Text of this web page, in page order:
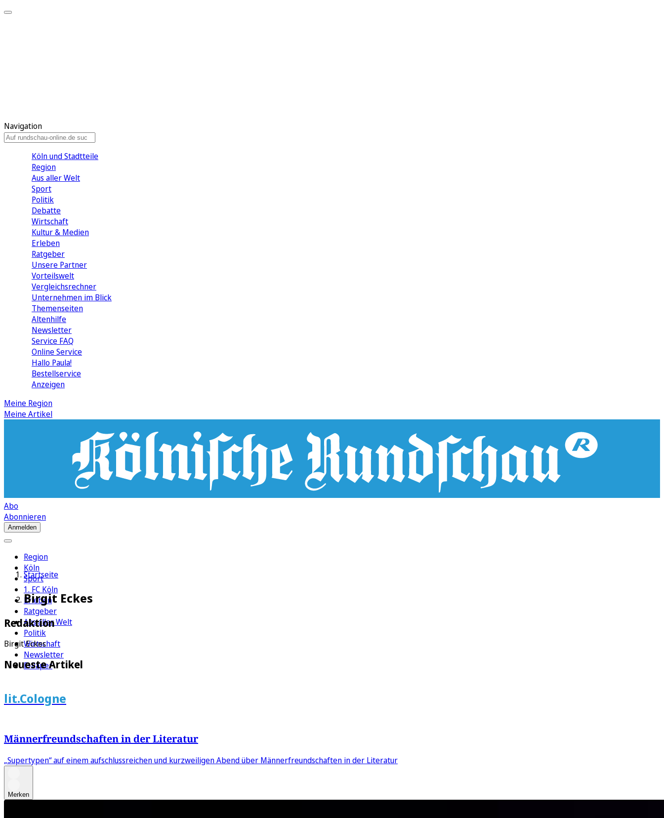
Navigation
Köln und Stadtteile
Region
Aus aller Welt
Sport
Politik
Debatte
Wirtschaft
Kultur & Medien
Erleben
Ratgeber
Unsere Partner
Vorteilswelt
Vergleichsrechner
Unternehmen im Blick
Themenseiten
Altenhilfe
Newsletter
Service FAQ
Online Service
Hallo Paula!
Bestellservice
Anzeigen
Meine Region
Meine Artikel
Abo
Abonnieren
Anmelden
Region
Köln
Sport
1. FC Köln
Erleben
Ratgeber
Aus aller Welt
Politik
Wirtschaft
Newsletter
E-Paper
Startseite
Birgit Eckes
Redaktion
Birgit Eckes
Neueste Artikel
lit.Cologne
Männerfreundschaften in der Literatur
„Supertypen“ auf einem aufschlussreichen und kurzweiligen Abend über Männerfreundschaften in der Literatur
Merken